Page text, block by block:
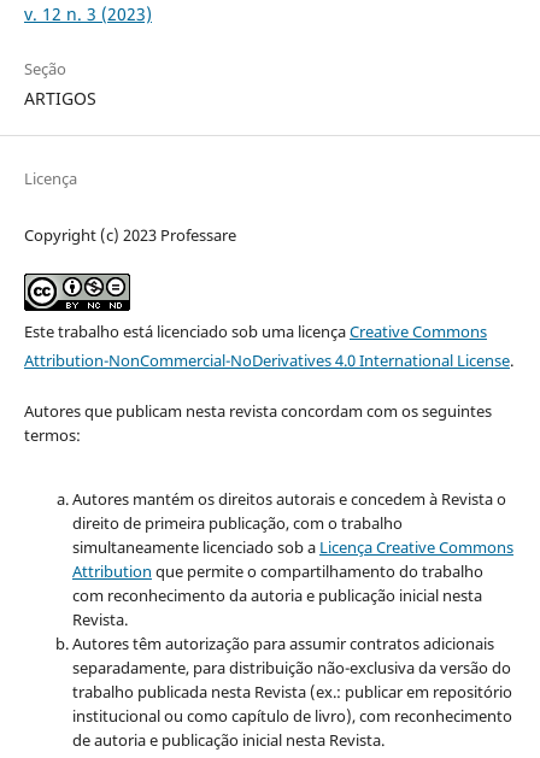
v. 12 n. 3 (2023)
Seção
ARTIGOS
Licença
Copyright (c) 2023 Professare
Este trabalho está licenciado sob uma licençaCreative Commons
Attribution-NonCommercial-NoDerivatives 4.0 International License.
Autores que publicam nesta revista concordam com os seguintes
termos:
Autores mantém os direitos autorais e concedem à Revista o
direito de primeira publicação, com o trabalho
simultaneamente licenciado sob a Licença Creative Commons
Attribution que permite o compartilhamento do trabalho
com reconhecimento da autoria e publicação inicial nesta
Revista.
Autores têm autorização para assumir contratos adicionais
separadamente, para distribuição não-exclusiva da versão do
trabalho publicada nesta Revista (ex.: publicar em repositório
institucional ou como capítulo de livro), com reconhecimento
de autoria e publicação inicial nesta Revista.